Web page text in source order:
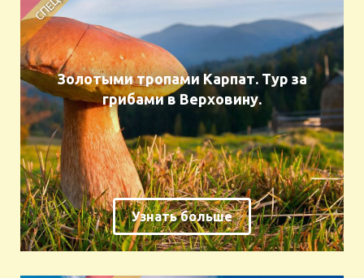
Золотыми тропами Карпат. Тур за
грибами в Верховину.
Узнать больше